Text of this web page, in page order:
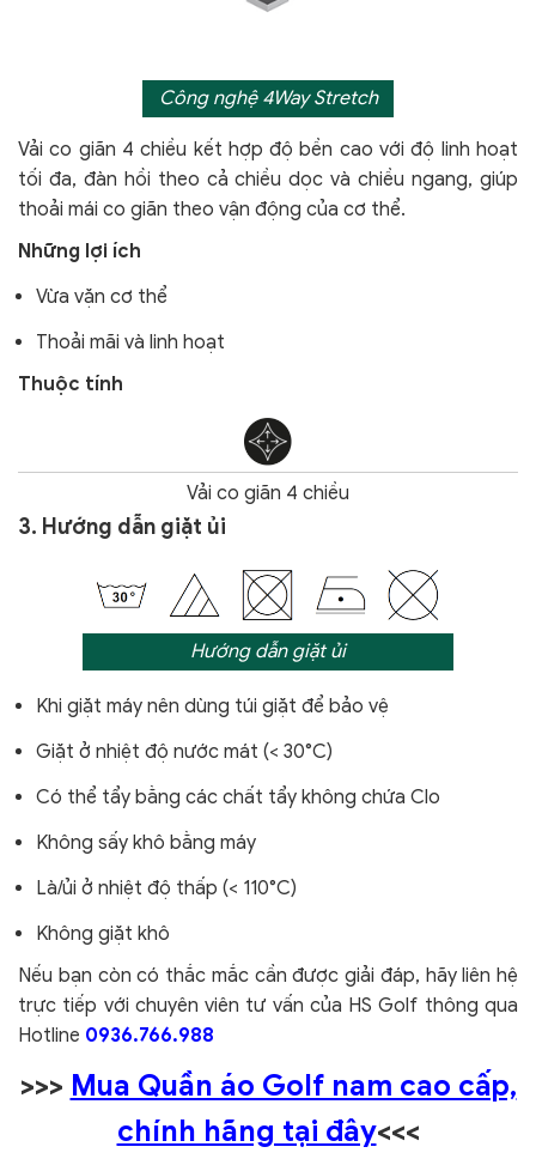
Công nghệ 4Way Stretch
Vải co giãn 4 chiều kết hợp độ bền cao với độ linh hoạt
tối đa, đàn hồi theo cả chiều dọc và chiều ngang, giúp
thoải mái co giãn theo vận động của cơ thể.
Những lợi ích
Vừa vặn cơ thể
Thoải mãi và linh hoạt
Thuộc tính
Vải co giãn 4 chiều
3. Hướng dẫn giặt ủi
Hướng dẫn giặt ủi
Khi giặt máy nên dùng túi giặt để bảo vệ
Giặt ở nhiệt độ nước mát (< 30°C)
Có thể tẩy bằng các chất tẩy không chứa Clo
Không sấy khô bằng máy
Là/ủi ở nhiệt độ thấp (< 110°C)
Không giặt khô
Nếu bạn còn có thắc mắc cần được giải đáp, hãy liên hệ
trực tiếp với chuyên viên tư vấn của HS Golf thông qua
Hotline 0936.766.988
>>> Mua Quần áo Golf nam cao cấp,
chính hãng tại đây<<<